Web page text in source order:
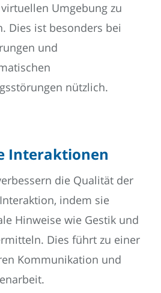
Umgebung zu
Dies ist besonders bei
und
nützlich.
Interaktionen
die Qualität der
indem sie
Hinweise wie Gestik und
Dies führt zu einer
Kommunikation und